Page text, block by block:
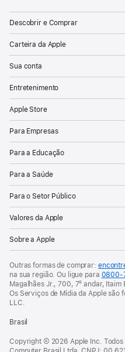
Descobrir e Comprar
Carteira da Apple
Sua conta
Entretenimento
Apple Store
Para Empresas
Para a Educação
Para a Saúde
Para o Setor Público
Valores da Apple
Sobre a Apple
Outras formas de comprar:
na sua região.Ou ligue para 0800-
Magalhães Jr., 700, 7º andar,
Os Serviços de Mídia da Apple são
LLC.
Brasil
Copyright © 2026 Apple Inc.